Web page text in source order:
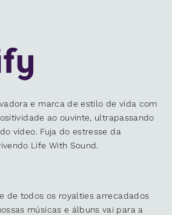
e marca de estilo de vida com
ao ouvinte, ultrapassando
vídeo. Fuja do estresse da
Life With Sound.
de todos os royalties arrecadados
músicas e álbuns vai para a